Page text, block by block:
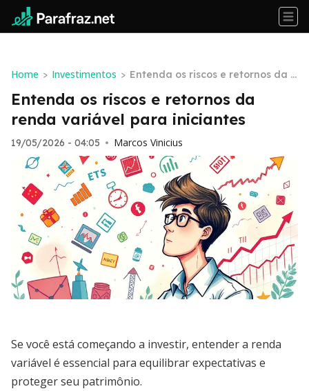
Home > Investimentos > Entenda os riscos e retornos da r
enda variável para iniciantes
Entenda os riscos e retornos da
renda variável para iniciantes
19/05/2026 - 04:05 • Marcos Vinicius
Se você está começando a investir, entender a renda
variável é essencial para equilibrar expectativas e
proteger seu patrimônio.